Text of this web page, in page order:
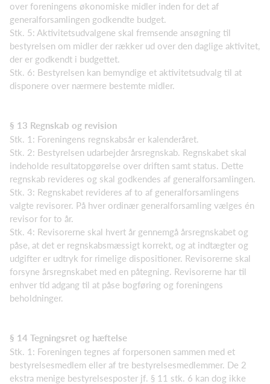
over foreningens økonomiske midler inden for det af
generalforsamlingen godkendte budget.
Stk. 5: Aktivitetsudvalgene skal fremsende ansøgning til
bestyrelsen om midler der rækker ud over den daglige aktivitet,
der er godkendt i budgettet.
Stk. 6: Bestyrelsen kan bemyndige et aktivitetsudvalg til at
disponere over nærmere bestemte midler.
§ 13 Regnskab og revision
Stk. 1: Foreningens regnskabsår er kalenderåret.
Stk. 2: Bestyrelsen udarbejder årsregnskab. Regnskabet skal
indeholde resultatopgørelse over driften samt status. Dette
regnskab revideres og skal godkendes af generalforsamlingen.
Stk. 3: Regnskabet revideres af to af generalforsamlingens
valgte revisorer. På hver ordinær generalforsamling vælges én
revisor for to år.
Stk. 4: Revisorerne skal hvert år gennemgå årsregnskabet og
påse, at det er regnskabsmæssigt korrekt, og at indtægter og
udgifter er udtryk for rimelige dispositioner. Revisorerne skal
forsyne årsregnskabet med en påtegning. Revisorerne har til
enhver tid adgang til at påse bogføring og foreningens
beholdninger.
§ 14 Tegningsret og hæftelse
Stk. 1: Foreningen tegnes af forpersonen sammen med et
bestyrelsesmedlem eller af tre bestyrelsesmedlemmer. De 2
ekstra menige bestyrelsesposter jf. § 11 stk. 6 kan dog ikke